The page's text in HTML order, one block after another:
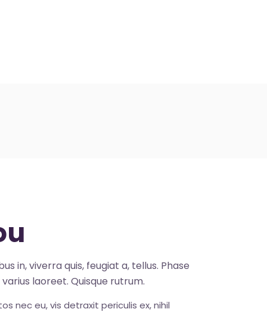
in, viverra quis, feugiat a, tellus. Phase
laoreet. Quisque rutrum.
nec eu, vis detraxit periculis ex, nihil